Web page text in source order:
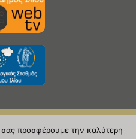
© Δήμος Ιλίου
προσφέρουμε την καλύτερη